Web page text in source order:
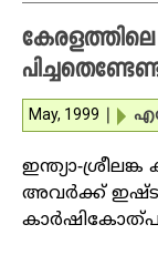
May, 1999
ഇന്ത്യാ-
അവര്‍ക്ക്